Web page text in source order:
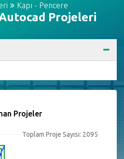
Kapı - Pencere
Projeleri
Projeler
Toplam Proje Sayısı: 2095